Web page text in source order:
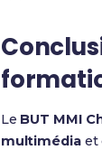
Le BUT MMI
multimédiaet